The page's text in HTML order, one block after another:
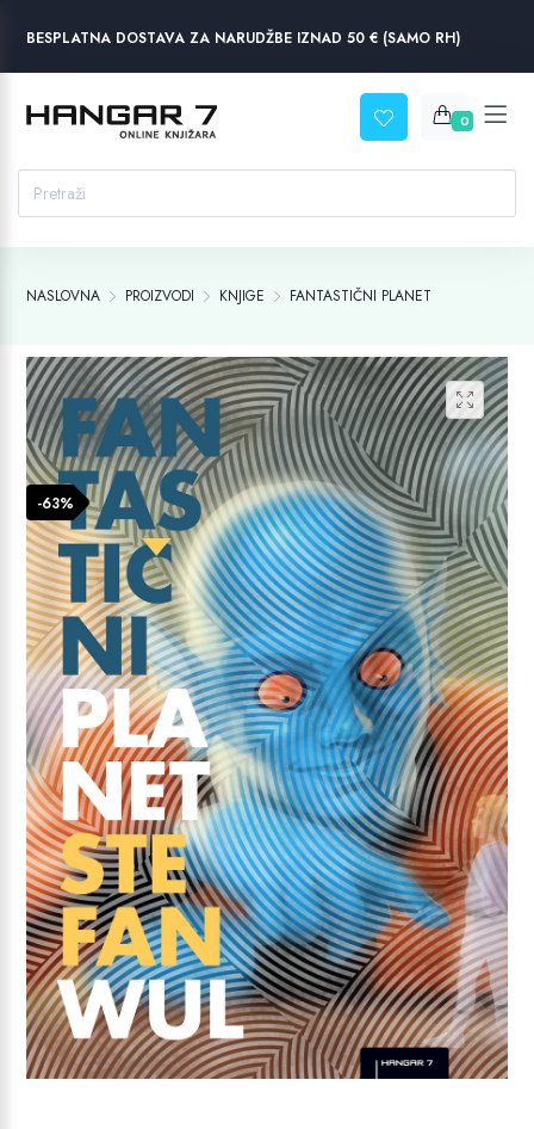
BESPLATNA DOSTAVA ZA NARUDŽBE IZNAD 50 € (SAMO RH)
0
NASLOVNA PROIZVODI KNJIGE FANTASTIČNI PLANET
-63%